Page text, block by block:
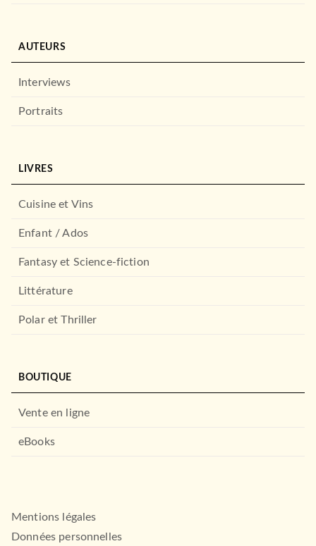
HACHETTE JEUNESSE
L'étrange noël de Mr Jack
AUTEURS
Interviews
Portraits
LIVRES
Cuisine et Vins
Enfant / Ados
Fantasy et Science-fiction
Littérature
Polar et Thriller
BOUTIQUE
Vente en ligne
eBooks
Mentions légales
Données personnelles